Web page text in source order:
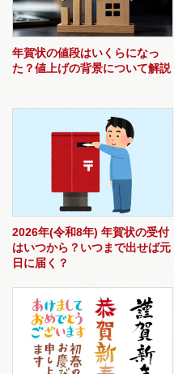
年賀状の値段はいくらになっ
た？値上げの背景について解説
2026年(令和8年) 年賀状の受付
はいつから？いつまで出せば元
日に届く？